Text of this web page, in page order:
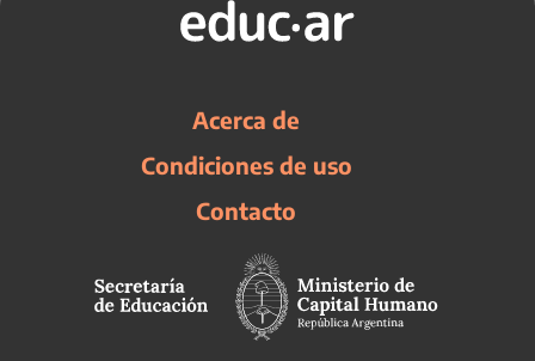
Acerca de
Condiciones de uso
Contacto